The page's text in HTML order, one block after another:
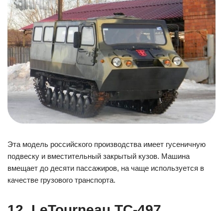
Эта модель российского производства имеет гусеничную
подвеску и вместительный закрытый кузов. Машина
вмещает до десяти пассажиров, на чаще используется в
качестве грузового транспорта.